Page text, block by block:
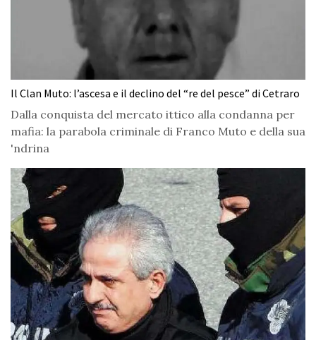
Il Clan Muto: l’ascesa e il declino del “re del pesce” di Cetraro
Dalla conquista del mercato ittico alla condanna per
mafia: la parabola criminale di Franco Muto e della sua
'ndrina